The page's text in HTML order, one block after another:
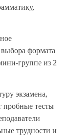
формата
группе из 2
экзамена,
пробные тесты
трудности и